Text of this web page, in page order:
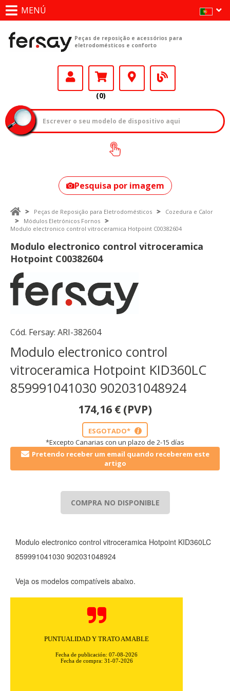
MENÚ
Peças de reposição e acessórios para
eletrodomésticos e conforto
(0)
Como encontrar
o seu modelo?
Pesquisa por imagem
Peças de Reposição para Eletrodomésticos
Cozedura e Calor
Módulos Eletrónicos Fornos
Modulo electronico control vitroceramica Hotpoint C00382604
Modulo electronico control vitroceramica
Hotpoint C00382604
Cód. Fersay: ARI-382604
Modulo electronico control
vitroceramica Hotpoint KID360LC
859991041030 902031048924
174,16 € (PVP)
ESGOTADO* i
*Excepto Canarias con un plazo de 2-15 días
Pretendo receber um email quando receberem este
artigo
COMPRA NO DISPONIBLE
Modulo electronico control vitroceramica Hotpoint KID360LC
859991041030 902031048924
Veja os modelos compatíveis abaixo.
PUNTUALIDAD Y TRATO AMABLE
Fecha de publicación: 07-08-2026
Fecha de compra: 31-07-2026